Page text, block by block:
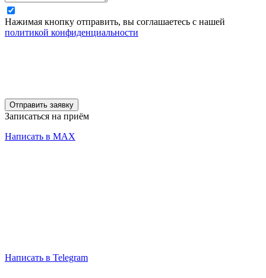
Нажимая кнопку отправить, вы соглашаетесь с нашей
политикой конфиденциальности
Отправить заявку
Записаться на приём
Написать в MAX
Написать в Telegram